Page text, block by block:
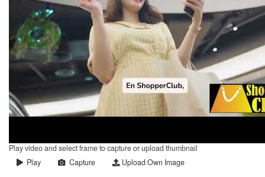
Play video and select frame to capture or upload thumbnail
Play
Capture Upload Own Image